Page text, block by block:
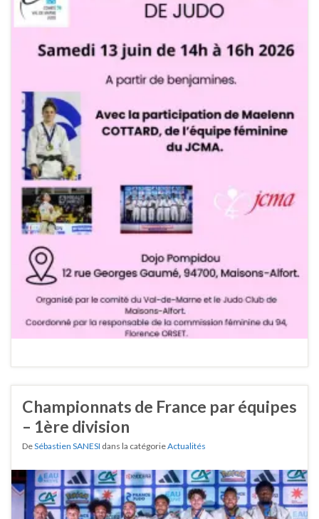
Championnats de France par équipes
– 1ère division
DeSébastien SANESI dans la catégorieActualités